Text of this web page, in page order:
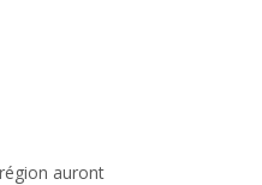
auront